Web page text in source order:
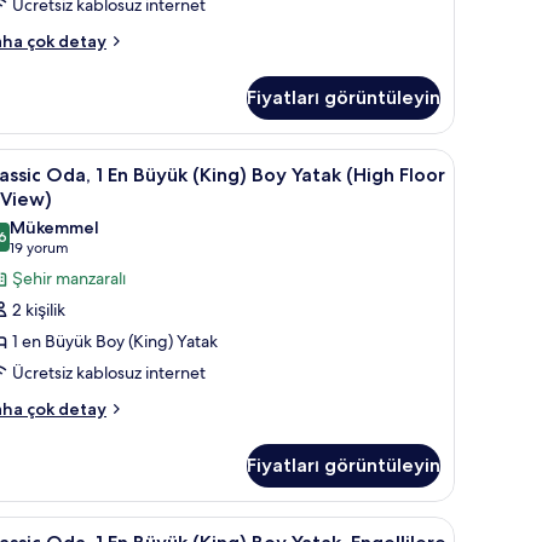
Ücretsiz kablosuz internet
çok detay
Fiyatları görüntüleyin
Kaliteli yatak takımı, odada kasa, masa
5
Oda, 1 En Büyük (King) Boy Yatak (High Floor
/ 10
Mükemmel
19 yorum
(19
yorum)
Şehir manzaralı
2 kişilik
1 en Büyük Boy (King) Yatak
Ücretsiz kablosuz internet
çok detay
Fiyatları görüntüleyin
Kaliteli yatak takımı, odada kasa, masa